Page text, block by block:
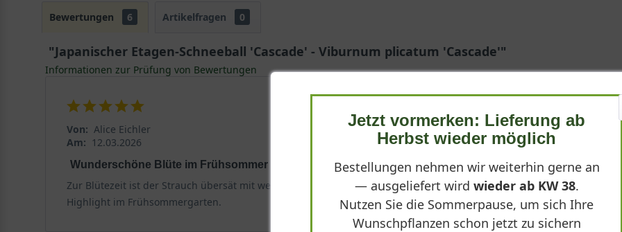
Bewertungen 6 Artikelfragen 0
"Japanischer Etagen-Schneeball 'Cascade' - Viburnum plicatum 'Cascade'"
Informationen zur Prüfung von Bewertungen
Von: Alice Eichler
Am: 12.03.2026
Wunderschöne Blüte im Frühsommer
Zur Blütezeit ist der Strauch übersät mit weißen Blütendolden, die sich perfekt entlang der Etagen verteilen. Die
Highlight im Frühsommergarten.
Jetzt vormerken: Lieferung ab
Herbst wieder möglich
Bestellungen nehmen wir weiterhin gerne an
— ausgeliefert wird wieder ab KW 38.
Nutzen Sie die Sommerpause, um sich Ihre
Wunschpflanzen schon jetzt zu sichern